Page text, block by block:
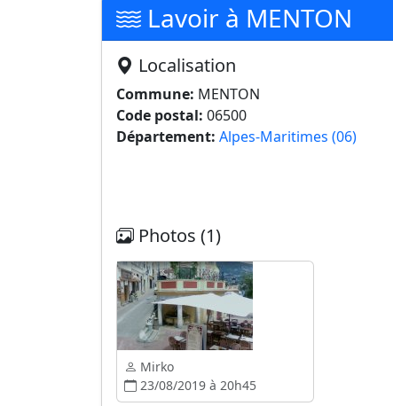
Lavoir à MENTON
Localisation
Commune: MENTON
Code postal: 06500
Département: Alpes-Maritimes (06)
Photos (1)
Mirko
23/08/2019 à 20h45